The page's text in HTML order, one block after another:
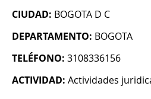
CIUDAD: BOGOTA D C
DEPARTAMENTO: BOGOTA
TELÉFONO: 3108336156
ACTIVIDAD: Actividades